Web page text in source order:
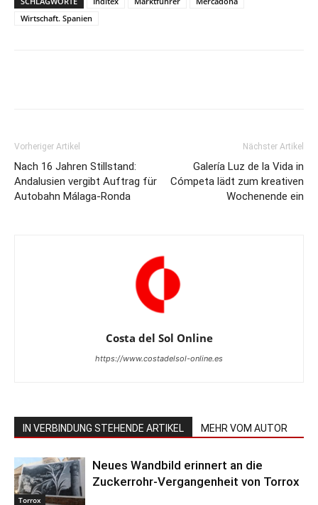
Wirtschaft. Spanien
Vorheriger Artikel
Nach 16 Jahren Stillstand:
Andalusien vergibt Auftrag für
Autobahn Málaga-Ronda
Nächster Artikel
Galería Luz de la Vida in
Cómpeta lädt zum kreativen
Wochenende ein
Costa del Sol Online
https://www.costadelsol-online.es
IN VERBINDUNG STEHENDE ARTIKEL MEHR VOM AUTOR
Torrox
Neues Wandbild erinnert an die
Zuckerrohr-Vergangenheit von Torrox